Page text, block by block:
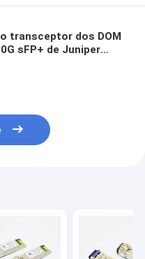
transceptor dos DOM
sFP+ de Juniper